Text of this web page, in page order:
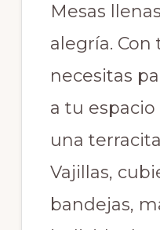
Mesas
alegría.
necesitas
a tu
una
Vajillas,
bandejas,